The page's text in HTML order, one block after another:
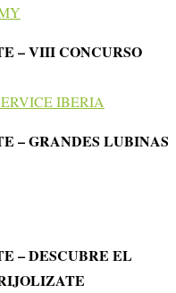
– VIII CONCURSO
IBERIA
– GRANDES LUBINAS
– DESCUBRE EL